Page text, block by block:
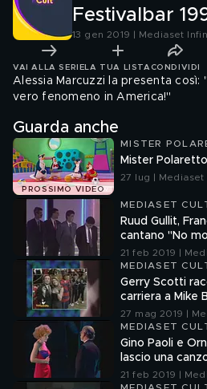
Festivalbar
13 gen 2019 | Mediaset
VAI ALLA SERIE LA TUA LISTA CONDIVIDI
Alessia Marcuzzi la presenta così:
vero fenomeno in America!"
Guarda anche
PROSSIMO VIDEO
MISTER
Mister
27 lug | Mediaset
MEDIASET
Ruud Gullit,
cantano "No
21 feb 2019 |
MEDIASET
Gerry Scotti
carriera a Mike
27 mag 2019 |
MEDIASET
Gino Paoli e
lascio una
21 feb 2019 |